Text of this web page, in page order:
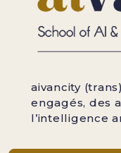
aivancity
engagés, des
l’intelligence